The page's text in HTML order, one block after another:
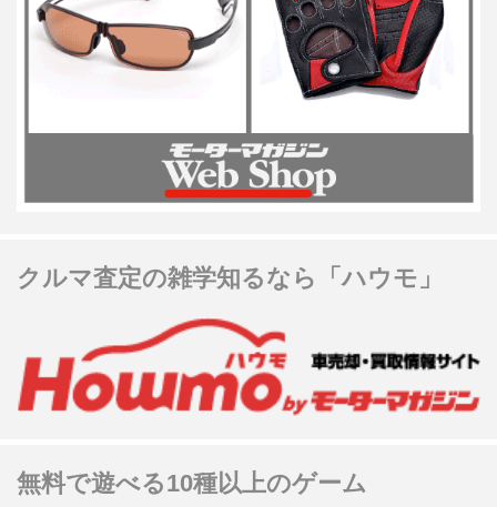
クルマ査定の雑学知るなら「ハウモ」
無料で遊べる10種以上のゲーム